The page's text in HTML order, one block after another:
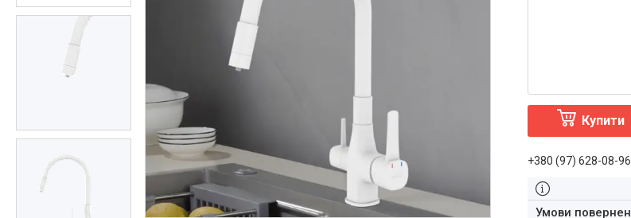
Купити
+380 (97) 628-08-96